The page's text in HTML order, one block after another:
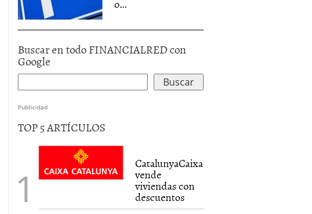
o...
Buscar en todo FINANCIALRED con
Google
Publicidad
TOP 5 ARTÍCULOS
CatalunyaCaixa
vende
viviendas con
descuentos